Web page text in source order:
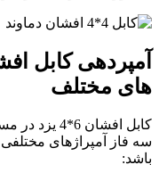
های مختلف
کابل
سه فاز آمپراژهای
باشد: